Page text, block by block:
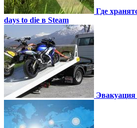
Где
days to die в Steam